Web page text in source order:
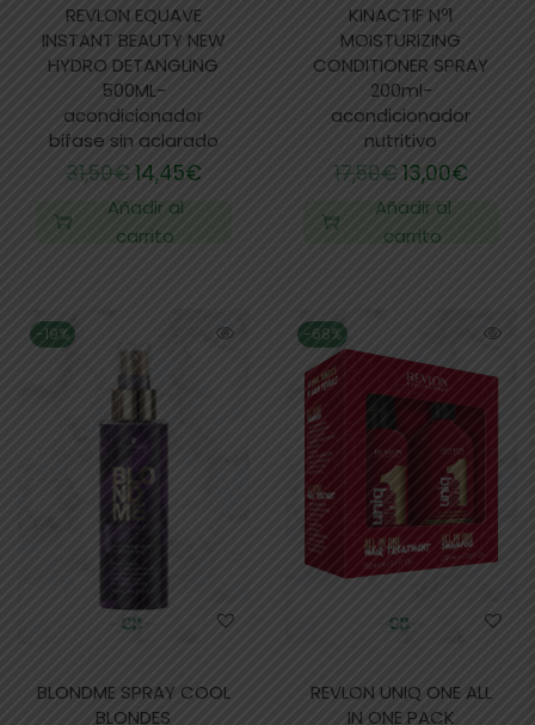
REVLON EQUAVE
INSTANT BEAUTY NEW
HYDRO DETANGLING
500ML-
acondicionador
bifase sin aclarado
31,50€14,45€
Añadir al
carrito
KINACTIF Nº1
MOISTURIZING
CONDITIONER SPRAY
200ml-
acondicionador
nutritivo
17,50€13,00€
Añadir al
carrito
-19%
BLONDME SPRAY COOL
BLONDES
-68%
REVLON UNIQ ONE ALL
IN ONE PACK